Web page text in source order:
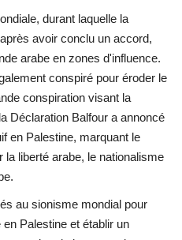
durant laquelle la
avoir conclu un accord,
arabe en zones d'influence.
conspiré pour éroder le
conspiration visant la
Déclaration Balfour a annoncé
en Palestine, marquant le
la liberté arabe, le nationalisme
au sionisme mondial pour
Palestine et établir un